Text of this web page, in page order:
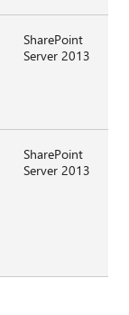
SharePoint
Server 2013
SharePoint
Server 2013